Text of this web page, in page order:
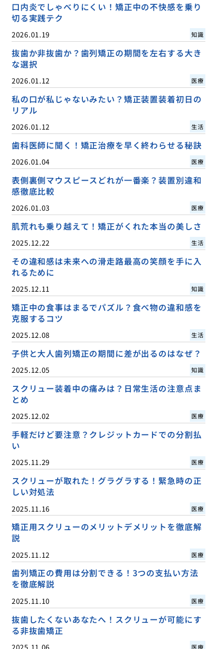
口内炎でしゃべりにくい！矯正中の不快感を乗り
切る実践テク
2026.01.19 知識
抜歯か非抜歯か？歯列矯正の期間を左右する大き
な選択
2026.01.12 医療
私の口が私じゃないみたい？矯正装置装着初日の
リアル
2026.01.12 生活
歯科医師に聞く！矯正治療を早く終わらせる秘訣
2026.01.04 医療
表側裏側マウスピースどれが一番楽？装置別違和
感徹底比較
2026.01.03 医療
肌荒れも乗り越えて！矯正がくれた本当の美しさ
2025.12.22 生活
その違和感は未来への滑走路最高の笑顔を手に入
れるために
2025.12.11 知識
矯正中の食事はまるでパズル？食べ物の違和感を
克服するコツ
2025.12.08 生活
子供と大人歯列矯正の期間に差が出るのはなぜ？
2025.12.05 知識
スクリュー装着中の痛みは？日常生活の注意点ま
とめ
2025.12.02 医療
手軽だけど要注意？クレジットカードでの分割払
い
2025.11.29 医療
スクリューが取れた！グラグラする！緊急時の正
しい対処法
2025.11.16 医療
矯正用スクリューのメリットデメリットを徹底解
説
2025.11.12 医療
歯列矯正の費用は分割できる！3つの支払い方法
を徹底解説
2025.11.10 医療
抜歯したくないあなたへ！スクリューが可能にす
る非抜歯矯正
2025.11.06 医療